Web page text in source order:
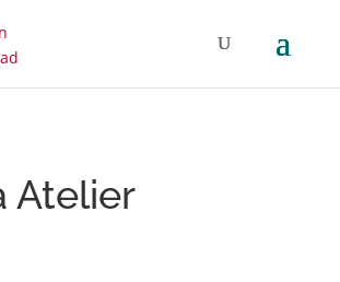
Atelier